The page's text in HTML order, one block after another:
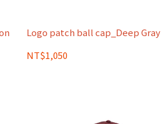
Logo patch ball cap_Deep Gray
NT$1,050